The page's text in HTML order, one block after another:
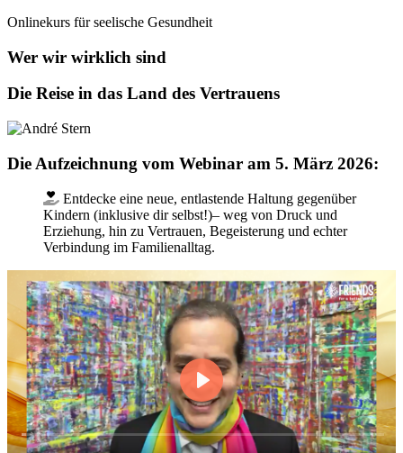
Onlinekurs für seelische Gesundheit
Wer wir wirklich sind
Die Reise in das Land des Vertrauens
Die Aufzeichnung vom Webinar am 5. März 2026:
Entdecke eine neue, entlastende Haltung gegenüber
Kindern (inklusive dir selbst!)– weg von Druck und
Erziehung, hin zu Vertrauen, Begeisterung und echter
Verbindung im Familienalltag.